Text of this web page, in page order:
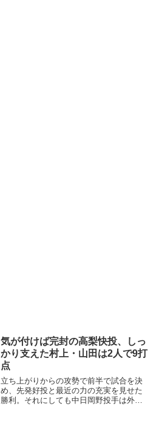
気が付けば完封の高梨快投、しっ
かり支えた村上・山田は2人で9打
点
立ち上がりからの攻勢で前半で試合を決
め、先発好投と最近の力の充実を見せた
勝利。それにしても中日岡野投手は外れ